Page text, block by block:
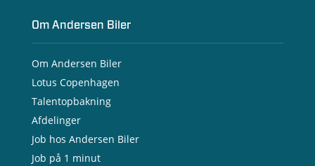
Om Andersen Biler
Om Andersen Biler
Lotus Copenhagen
Talentopbakning
Afdelinger
Job hos Andersen Biler
Job på 1 minut